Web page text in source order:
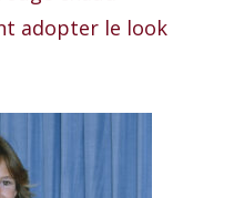
adopter le look